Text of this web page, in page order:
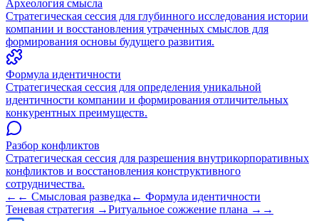
Археология смысла
Стратегическая сессия для глубинного исследования истории
компании и восстановления утраченных смыслов для
формирования основы будущего развития.
Формула идентичности
Стратегическая сессия для определения уникальной
идентичности компании и формирования отличительных
конкурентных преимуществ.
Разбор конфликтов
Стратегическая сессия для разрешения внутрикорпоративных
конфликтов и восстановления конструктивного
сотрудничества.
←← Смысловая разведка ← Формула идентичности
Теневая стратегия →Ритуальное сожжение плана →→